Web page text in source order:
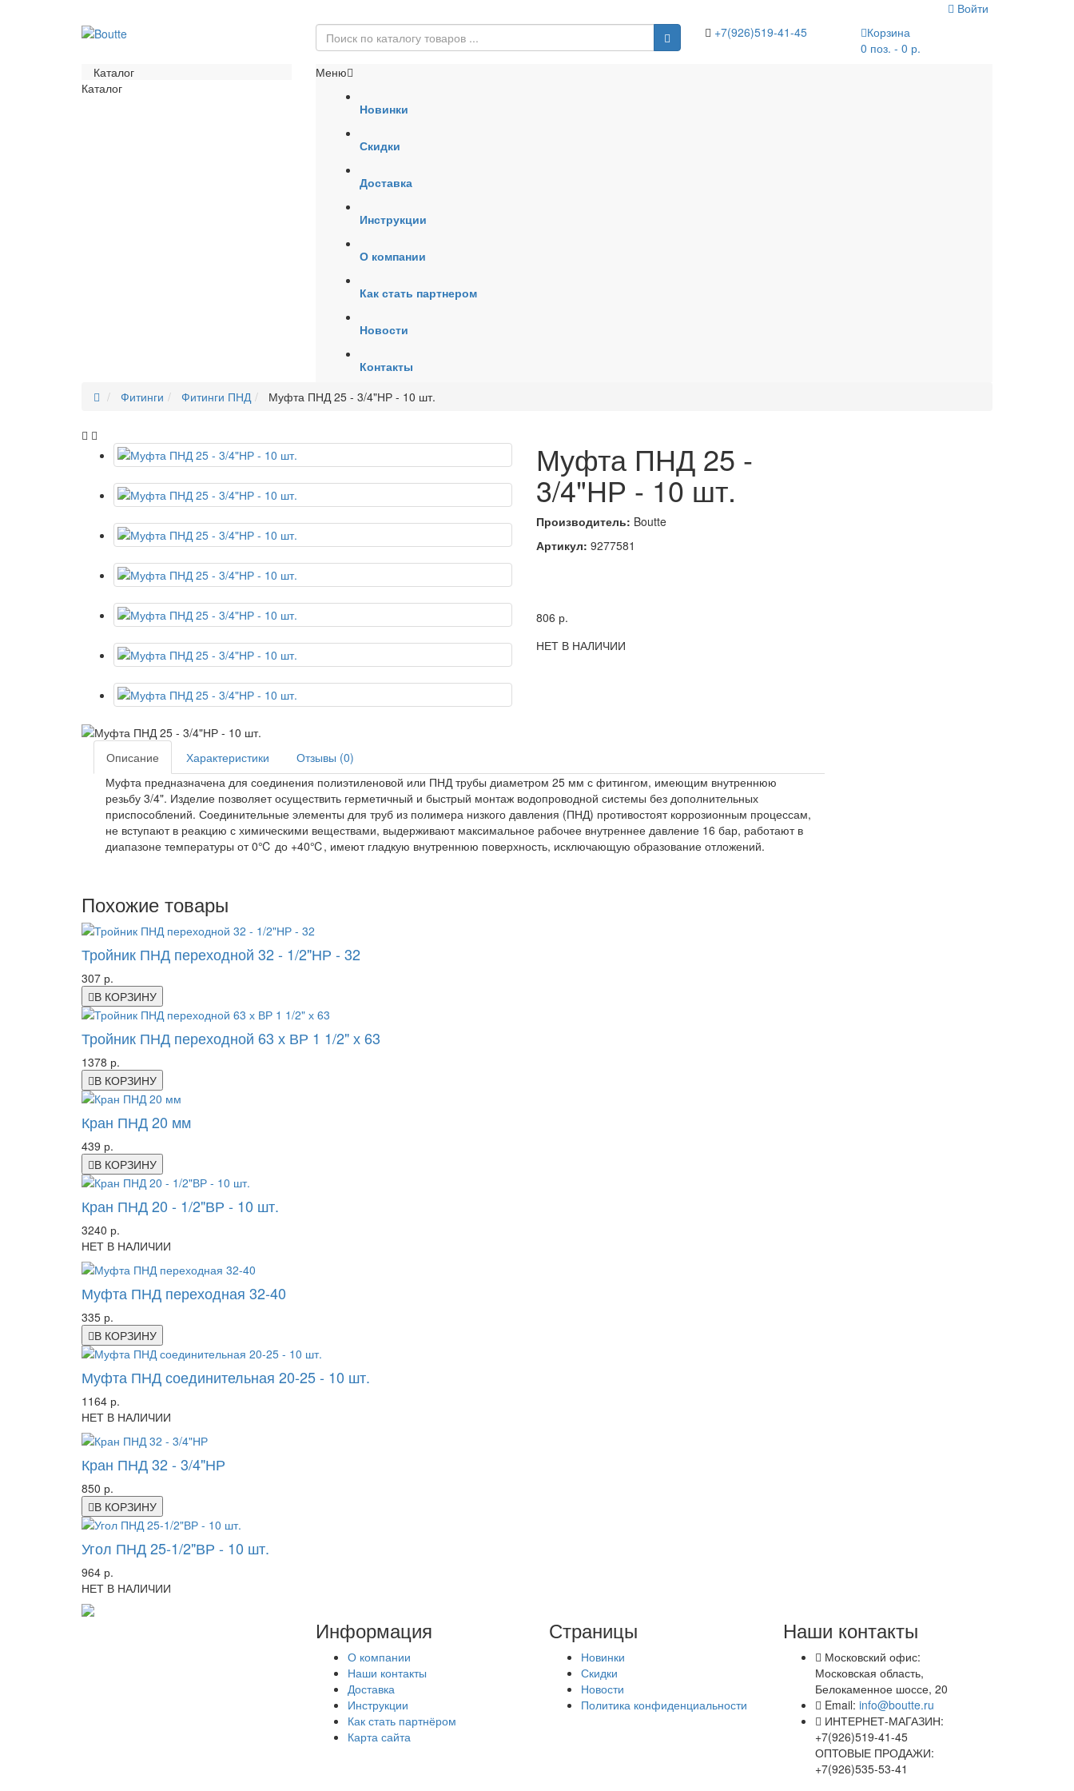
Войти
+7(926)519-41-45
Корзина
0 поз. - 0 р.
Каталог
Каталог
Меню
Новинки
Скидки
Доставка
Инструкции
О компании
Как стать партнером
Новости
Контакты
Фитинги
Фитинги ПНД Муфта ПНД 25 - 3/4"НР - 10 шт.
Муфта ПНД 25 -
3/4"НР - 10 шт.
Производитель: Boutte
Артикул: 9277581
806 р.
НЕТ В НАЛИЧИИ
Описание Характеристики
Отзывы (0)
Муфта предназначена для соединения полиэтиленовой или ПНД трубы диаметром 25 мм с фитингом, имеющим внутреннюю
резьбу 3/4". Изделие позволяет осуществить герметичный и быстрый монтаж водопроводной системы без дополнительных
приспособлений. Соединительные элементы для труб из полимера низкого давления (ПНД) противостоят коррозионным процессам,
не вступают в реакцию с химическими веществами, выдерживают максимальное рабочее внутреннее давление 16 бар, работают в
диапазоне температуры от 0℃ до +40℃, имеют гладкую внутреннюю поверхность, исключающую образование отложений.
Похожие товары
Тройник ПНД переходной 32 - 1/2"НР - 32
307 р.
В КОРЗИНУ
Тройник ПНД переходной 63 х ВР 1 1/2" х 63
1378 р.
В КОРЗИНУ
Кран ПНД 20 мм
439 р.
В КОРЗИНУ
Кран ПНД 20 - 1/2"ВР - 10 шт.
3240 р.
НЕТ В НАЛИЧИИ
Муфта ПНД переходная 32-40
335 р.
В КОРЗИНУ
Муфта ПНД соединительная 20-25 - 10 шт.
1164 р.
НЕТ В НАЛИЧИИ
Кран ПНД 32 - 3/4"НР
850 р.
В КОРЗИНУ
Угол ПНД 25-1/2"ВР - 10 шт.
964 р.
НЕТ В НАЛИЧИИ
Информация
О компании
Наши контакты
Доставка
Инструкции
Как стать партнёром
Карта сайта
Страницы
Новинки
Скидки
Новости
Политика конфиденциальности
Наши контакты
Московский офис:
Московская область,
Белокаменное шоссе, 20
Email: info@boutte.ru
ИНТЕРНЕТ-МАГАЗИН:
+7(926)519-41-45
ОПТОВЫЕ ПРОДАЖИ:
+7(926)535-53-41